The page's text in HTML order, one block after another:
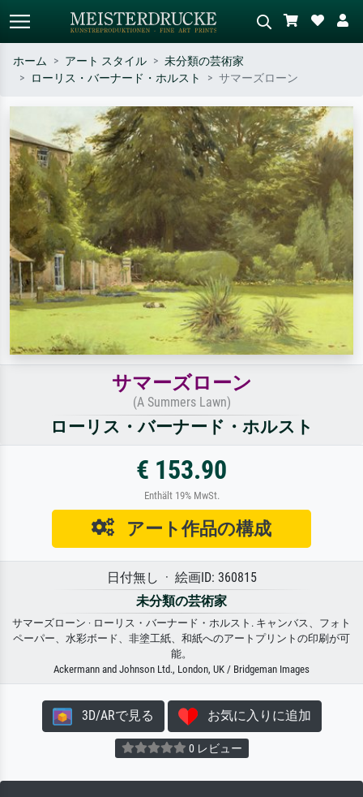
作家名・作品名・スタイルで検索
– 例：モネ、星月夜、印象派、北
斎の波、ヌード。
シーンを説明してください – 例：
緑の草原、赤の多い抽象画、暗い
油絵、木のそばの立ち姿のヌー
ド。
ホーム アート スタイル
未分類の芸術家
ローリス・バーナード・ホルスト
サマーズローン
サマーズローン
(A Summers Lawn)
ローリス・バーナード・ホルスト
€ 153.90
Enthält 19% MwSt.
アート作品の構成
日付無し · 絵画ID: 360815
未分類の芸術家
サマーズローン · ローリス・バーナード・ホルスト. キャンバス、フォト
ペーパー、水彩ボード、非塗工紙、和紙へのアートプリントの印刷が可
能。
Ackermann and Johnson Ltd., London, UK / Bridgeman Images
3D/ARで見る お気に入りに追加
0 レビュー